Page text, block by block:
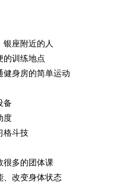
银座附近的人
的训练地点
健身房的简单运动
备
度
格斗技
很多的团体课
、改变身体状态